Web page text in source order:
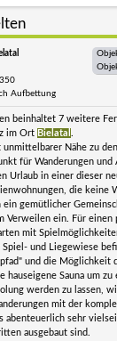
Aufbettung
beinhaltet 7 weitere
im Ort Bielatal
unmittelbarer Nähe zu
für Wanderungen und
Urlaub in einer dieser
die keine
ein gemütlicher
Verweilen ein. Für
mit
Spiel- und Liegewiese
und die Möglichkeit
hauseigene Sauna um
werden zu lassen,
mit der
abenteuerlich sehr
ausgebaut sind.